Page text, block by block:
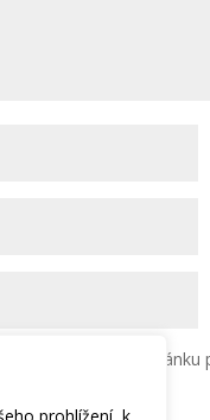
mail a webovou